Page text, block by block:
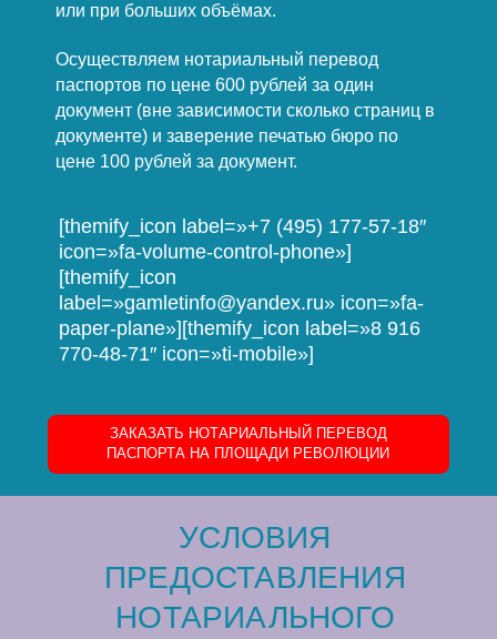
или при больших объёмах.
Осуществляем нотариальный перевод
паспортов по цене 600 рублей за один
документ (вне зависимости сколько страниц в
документе) и заверение печатью бюро по
цене 100 рублей за документ.
[themify_icon label=»+7 (495) 177-57-18″
icon=»fa-volume-control-phone»]
[themify_icon
label=»gamletinfo@yandex.ru» icon=»fa-
paper-plane»][themify_icon label=»8 916
770-48-71″ icon=»ti-mobile»]
ЗАКАЗАТЬ НОТАРИАЛЬНЫЙ ПЕРЕВОД
ПАСПОРТА НА ПЛОЩАДИ РЕВОЛЮЦИИ
УСЛОВИЯ
ПРЕДОСТАВЛЕНИЯ
НОТАРИАЛЬНОГО